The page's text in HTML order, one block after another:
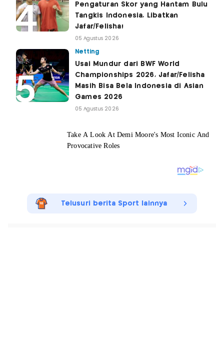
Pengaturan Skor yang Hantam Bulu
Tangkis Indonesia, Libatkan
Jafar/Felisha!
05 Agustus 2026
Netting
Usai Mundur dari BWF World
Championships 2026, Jafar/Felisha
Masih Bisa Bela Indonesia di Asian
Games 2026
05 Agustus 2026
Telusuri berita Sport lainnya